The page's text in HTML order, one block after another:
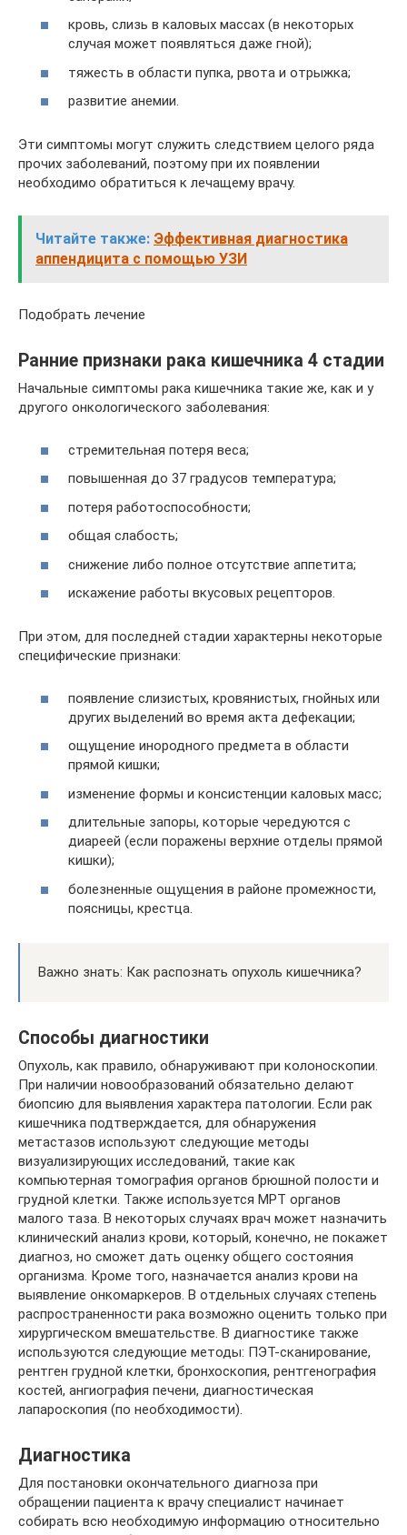
кровь, слизь в каловых массах (в некоторых
случая может появляться даже гной);
тяжесть в области пупка, рвота и отрыжка;
развитие анемии.
Эти симптомы могут служить следствием целого ряда
прочих заболеваний, поэтому при их появлении
необходимо обратиться к лечащему врачу.
Читайте также: Эффективная диагностика
аппендицита с помощью УЗИ
Подобрать лечение
Ранние признаки рака кишечника 4 стадии
Начальные симптомы рака кишечника такие же, как и у
другого онкологического заболевания:
стремительная потеря веса;
повышенная до 37 градусов температура;
потеря работоспособности;
общая слабость;
снижение либо полное отсутствие аппетита;
искажение работы вкусовых рецепторов.
При этом, для последней стадии характерны некоторые
специфические признаки:
появление слизистых, кровянистых, гнойных или
других выделений во время акта дефекации;
ощущение инородного предмета в области
прямой кишки;
изменение формы и консистенции каловых масс;
длительные запоры, которые чередуются с
диареей (если поражены верхние отделы прямой
кишки);
болезненные ощущения в районе промежности,
поясницы, крестца.
Важно знать: Как распознать опухоль кишечника?
Способы диагностики
Опухоль, как правило, обнаруживают при колоноскопии.
При наличии новообразований обязательно делают
биопсию для выявления характера патологии. Если рак
кишечника подтверждается, для обнаружения
метастазов используют следующие методы
визуализирующих исследований, такие как
компьютерная томография органов брюшной полости и
грудной клетки. Также используется МРТ органов
малого таза. В некоторых случаях врач может назначить
клинический анализ крови, который, конечно, не покажет
диагноз, но сможет дать оценку общего состояния
организма. Кроме того, назначается анализ крови на
выявление онкомаркеров. В отдельных случаях степень
распространенности рака возможно оценить только при
хирургическом вмешательстве. В диагностике также
используются следующие методы: ПЭТ-сканирование,
рентген грудной клетки, бронхоскопия, рентгенография
костей, ангиография печени, диагностическая
лапароскопия (по необходимости).
Диагностика
Для постановки окончательного диагноза при
обращении пациента к врачу специалист начинает
собирать всю необходимую информацию относительно